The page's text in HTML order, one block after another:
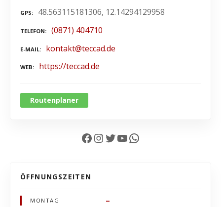
GPS 48.563115181306, 12.14294129958
TELEFON (0871) 404710
E-MAIL kontakt@teccad.de
WEB https://teccad.de
Routenplaner
Facebook InstagramTwitter YouTube WhatsApp
ÖFFNUNGSZEITEN
MONTAG –